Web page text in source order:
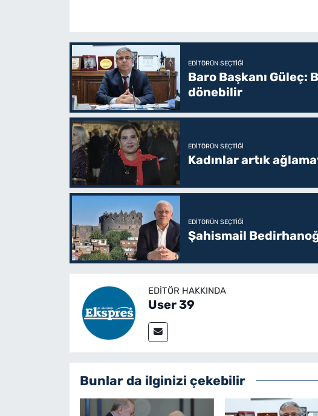
EDITÖRÜN SEÇTIĞI
Baro Başkanı
dönebilir
EDITÖRÜN SEÇTIĞI
Kadınlar artık
EDITÖRÜN SEÇTIĞI
Şahismail
EDITÖR HAKKINDA
User 39
Bunlar da ilginizi çekebilir